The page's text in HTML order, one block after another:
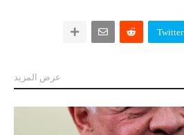
Twitter
عرض المزيد